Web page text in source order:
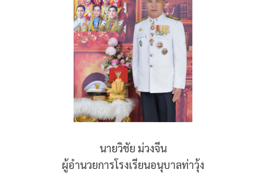
นายวิชัย ม่วงจีน
ผู้อำนวยการโรงเรียนอนุบาลท่าวุ้ง